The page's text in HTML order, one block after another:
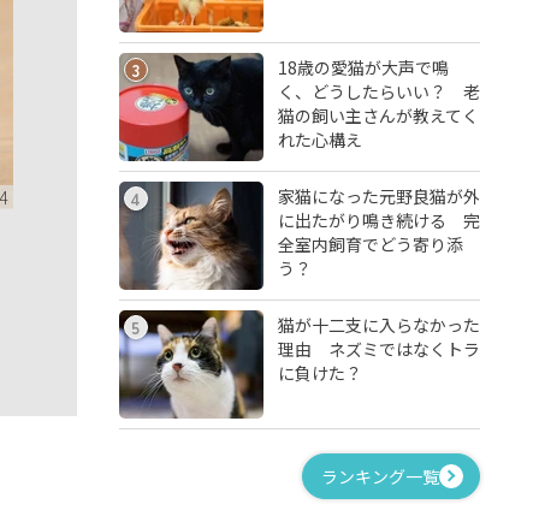
3
18歳の愛猫が大声で鳴
く、どうしたらいい？ 老
猫の飼い主さんが教えてく
れた心構え
4
家猫になった元野良猫が外
に出たがり鳴き続ける 完
全室内飼育でどう寄り添
う？
5
猫が十二支に入らなかった
理由 ネズミではなくトラ
に負けた？
ランキング一覧